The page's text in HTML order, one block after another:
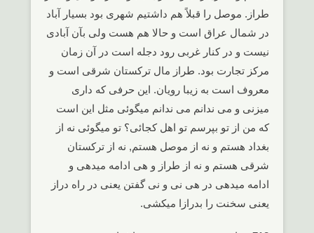
طراز. موصل را قبلاً هم داشتیم شهری بود بسیار آباد
در شمال عراق است و حالا هم هست ولی بآن آبادی
نیست و در کنار غربی رود دجله است در آن زمان
مرکز تجارت بود. طراز مال ترکستان شرقی است و
معروف است به زیبا رویان. این حرفی که داری
میزنی و می ندانم می ندانم میگوئی مثل این است
که من از تو بپرسم تو اهل کجائی؟ تو میگوئی نه از
بغداد هستم و نه از موصل هستم, نه از ترکستان
شرقی هستم و نه از طراز و هی ادامه میدهی و
ادامه میدهی در هی نی و نی گفتن یعنی در راه دراز
یعنی سخنت را بدرازا میکشی.